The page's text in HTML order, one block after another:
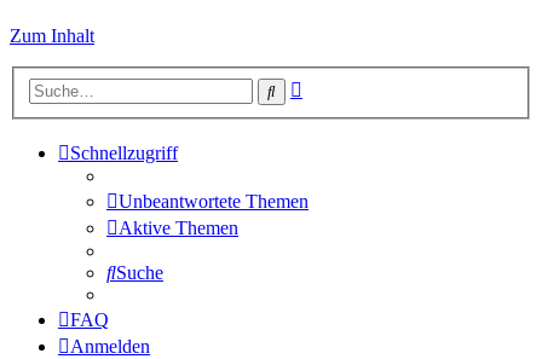
Zum Inhalt
Suche
Schnellzugriff
Unbeantwortete Themen
Aktive Themen
Suche
FAQ
Anmelden